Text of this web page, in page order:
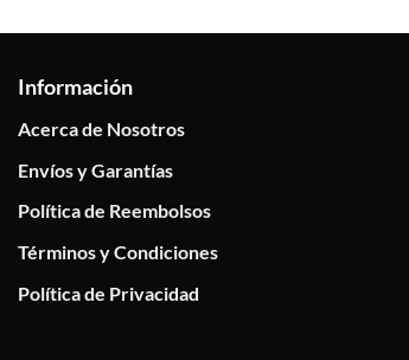
Información
Acerca de Nosotros
Envíos y Garantías
Política de Reembolsos
Términos y Condiciones
Política de Privacidad